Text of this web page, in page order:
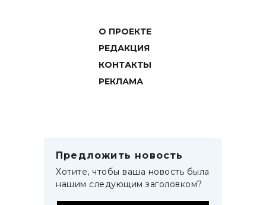
О ПРОЕКТЕ
РЕДАКЦИЯ
КОНТАКТЫ
РЕКЛАМА
Предложить новость
Хотите, чтобы ваша новость была
нашим следующим заголовком?